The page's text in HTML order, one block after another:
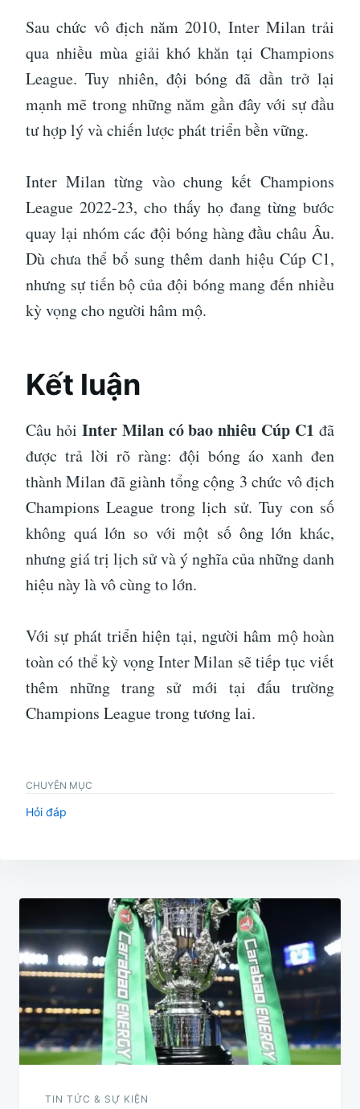
Sau chức vô địch năm 2010, Inter Milan trải
qua nhiều mùa giải khó khăn tại Champions
League. Tuy nhiên, đội bóng đã dần trở lại
mạnh mẽ trong những năm gần đây với sự đầu
tư hợp lý và chiến lược phát triển bền vững.
Inter Milan từng vào chung kết Champions
League 2022-23, cho thấy họ đang từng bước
quay lại nhóm các đội bóng hàng đầu châu Âu.
Dù chưa thể bổ sung thêm danh hiệu Cúp C1,
nhưng sự tiến bộ của đội bóng mang đến nhiều
kỳ vọng cho người hâm mộ.
Kết luận
Câu hỏi Inter Milan có bao nhiêu Cúp C1 đã
được trả lời rõ ràng: đội bóng áo xanh đen
thành Milan đã giành tổng cộng 3 chức vô địch
Champions League trong lịch sử. Tuy con số
không quá lớn so với một số ông lớn khác,
nhưng giá trị lịch sử và ý nghĩa của những danh
hiệu này là vô cùng to lớn.
Với sự phát triển hiện tại, người hâm mộ hoàn
toàn có thể kỳ vọng Inter Milan sẽ tiếp tục viết
thêm những trang sử mới tại đấu trường
Champions League trong tương lai.
CHUYÊN MỤC
Hỏi đáp
Điều
hướng
bài
viết
TIN TỨC & SỰ KIỆN